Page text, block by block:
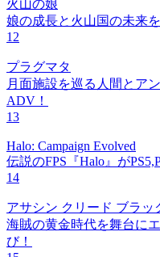
火山の娘
娘の成長と火山国の未来
12
プラグマタ
月面施設を巡る人間とア
ADV！
13
Halo: Campaign Evolved
伝説のFPS『Halo』が
14
アサシン クリード ブラッ
海賊の黄金時代を舞台に
び！